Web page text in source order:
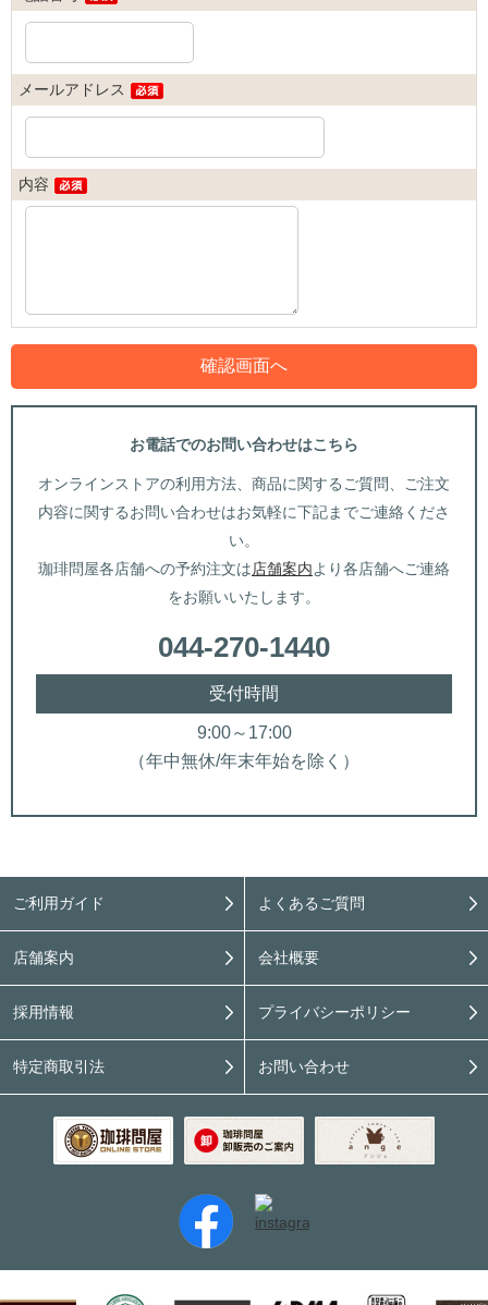
メールアドレス
内容
お電話でのお問い合わせはこちら
オンラインストアの利用方法、商品に関するご質問、ご注文
内容に関するお問い合わせはお気軽に下記までご連絡くださ
い。
珈琲問屋各店舗への予約注文は店舗案内より各店舗へご連絡
をお願いいたします。
044-270-1440
受付時間
9:00～17:00
（年中無休/年末年始を除く）
ご利用ガイド よくあるご質問
店舗案内 会社概要
採用情報 プライバシーポリシー
特定商取引法 お問い合わせ